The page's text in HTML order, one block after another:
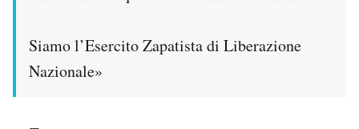
Siamo l’Esercito Zapatista di Liberazione
Nazionale»